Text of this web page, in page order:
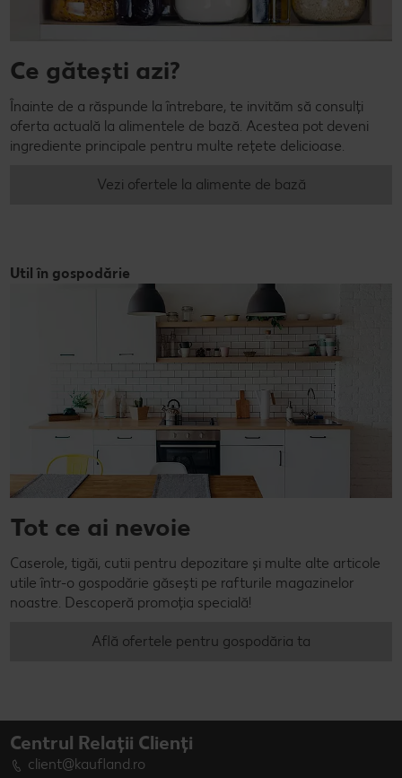
Ce gătești azi?
Înainte de a răspunde la întrebare, te invităm să consulți
oferta actuală la alimentele de bază. Acestea pot deveni
ingrediente principale pentru multe rețete delicioase.
Vezi ofertele la alimente de bază
Util în gospodărie
Tot ce ai nevoie
Caserole, tigăi, cutii pentru depozitare și multe alte articole
utile într-o gospodărie găsești pe rafturile magazinelor
noastre. Descoperă promoția specială!
Află ofertele pentru gospodăria ta
Centrul Relații Clienți
client@kaufland.ro